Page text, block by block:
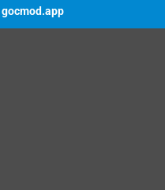
gocmod.app